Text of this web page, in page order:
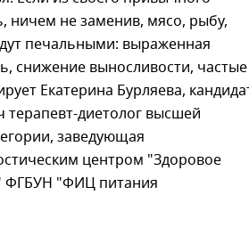
ничем не заменив, мясо, рыбу,
печальными: выраженная
снижение выносливости, частые
Екатерина Бурляева,
терапевт-диетолог высшей
заведующая
центром "Здоровое
ФГБУН "ФИЦ питания